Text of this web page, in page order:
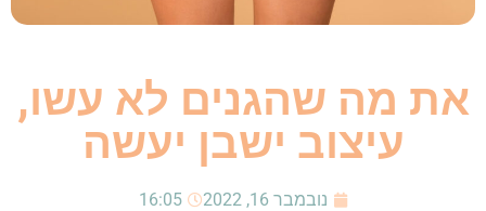
את מה שהגנים לא עשו,
עיצוב ישבן יעשה
נובמבר 16, 2022 16:05